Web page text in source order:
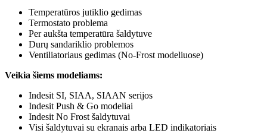
Temperatūros jutiklio gedimas
Termostato problema
Per aukšta temperatūra šaldytuve
Durų sandariklio problemos
Ventiliatoriaus gedimas (No-Frost modeliuose)
Veikia šiems modeliams:
Indesit SI, SIAA, SIAAN serijos
Indesit Push & Go modeliai
Indesit No Frost šaldytuvai
Visi šaldytuvai su ekranais arba LED indikatoriais